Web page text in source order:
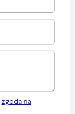
zgoda na